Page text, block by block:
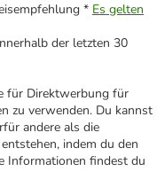
* Es gelten
der letzten 30
für Direktwerbung für
zu verwenden. Du kannst
andere als die
indem du den
Informationen findest du